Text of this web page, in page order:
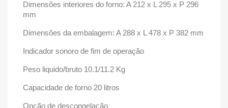
Dimensões interiores do forno: A 212 x L 295 x P 296
mm
Dimensões da embalagem: A 288 x L 478 x P 382 mm
Indicador sonoro de fim de operação
Peso liquido/bruto 10.1/11.2 Kg
Capacidade de forno 20 litros
Opção de descongelação